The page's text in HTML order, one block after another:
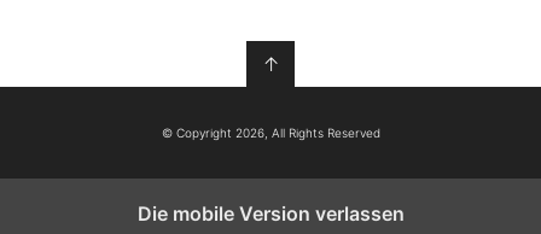
↑
© Copyright 2026, All Rights Reserved
Die mobile Version verlassen